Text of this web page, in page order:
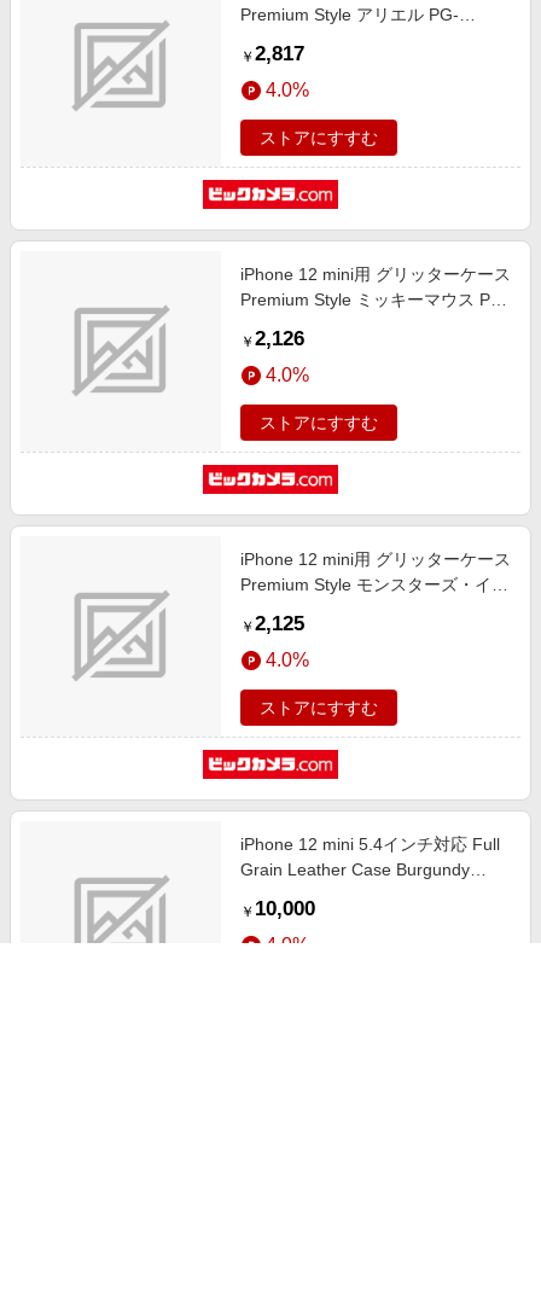
Premium Style アリエル PG-
￥ 2,817
4.0%
ストアにすすむ
iPhone 12 mini用 グリッターケース
Premium Style ミッキーマウス PG-
￥ 2,126
4.0%
ストアにすすむ
iPhone 12 mini用 グリッターケース
Premium Style モンスターズ・イン
￥ 2,125
4.0%
ストアにすすむ
iPhone 12 mini 5.4インチ対応 Full
Grain Leather Case Burgundy
￥ 10,000
4.0%